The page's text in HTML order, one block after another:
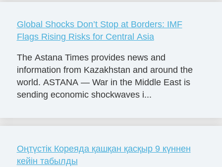
Global Shocks Don’t Stop at Borders: IMF
Flags Rising Risks for Central Asia
The Astana Times provides news and
information from Kazakhstan and around the
world. ASTANA — War in the Middle East is
sending economic shockwaves i...
Оңтүстік Кореяда қашқан қасқыр 9 күннен
кейін табылды